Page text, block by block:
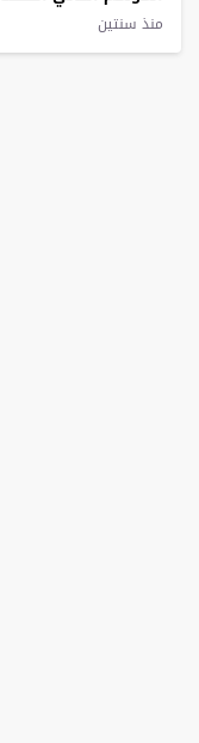
فاصل اعلاني
منذ سنتين